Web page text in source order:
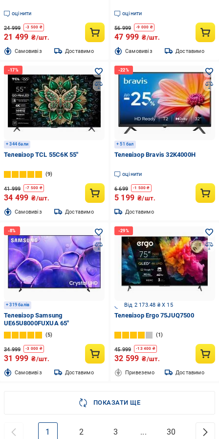
оцінити
24 999 -3 500 ₴
21 499 ₴/шт.
Cамовивіз Доставимо
оцінити
56 999 -9 000 ₴
47 999 ₴/шт.
Cамовивіз Доставимо
+ 344 бали
Телевізор TCL 55C6K 55″
9
41 999 -7 500 ₴
34 499 ₴/шт.
Cамовивіз Доставимо
+ 51 бал
Телевізор Bravis 32K4000H
оцінити
6 699 -1 500 ₴
5 199 ₴/шт.
Доставимо
+ 319 балів
Телевізор Samsung
UE65U8000FUXUA 65″
5
34 999 -3 000 ₴
31 999 ₴/шт.
Cамовивіз Доставимо
Від 2 173.48 ₴ X 15
Телевізор Ergo 75JUQ7500
1
45 999 -13 400 ₴
32 599 ₴/шт.
Привеземо Доставимо
ПОКАЗАТИ ЩЕ
1 2 3 ... 30